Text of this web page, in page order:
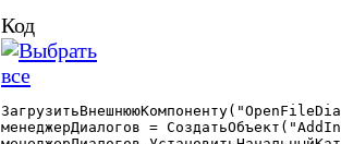
Код
менеджерДиалогов =